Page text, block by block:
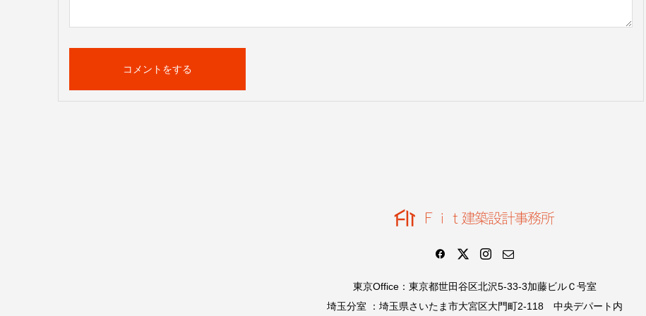
東京Office：東京都世田谷区北沢5-33-3加藤ビルＣ号室
埼玉分室 ：埼玉県さいたま市大宮区大門町2-118 中央デパート内